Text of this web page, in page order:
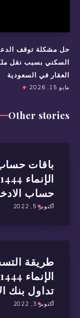
حل مشكلة توقف
السكني بسبب نقل
العقار في السعودية
مايو 15, 2026
Other stories
باقات
حساب
أكتوبر 5, 2022
طريقة
تداول بنك
أكتوبر 3, 2022